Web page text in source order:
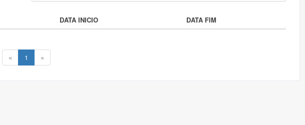
DATA INICIO DATA FIM
« 1 »